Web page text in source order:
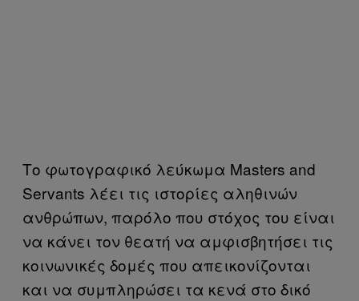
Το φωτογραφικό λεύκωμα Masters and
Servants λέει τις ιστορίες αληθινών
ανθρώπων, παρόλο που στόχος του είναι
να κάνει τον θεατή να αμφισβητήσει τις
κοινωνικές δομές που απεικονίζονται
και να συμπληρώσει τα κενά στο δικό